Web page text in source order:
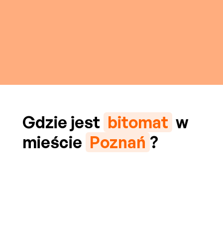
Gdzie jest bitomat w
mieście Poznań ?